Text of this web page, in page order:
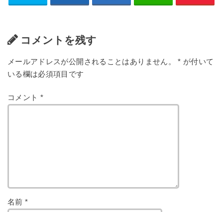
コメントを残す
メールアドレスが公開されることはありません。 * が付いて
いる欄は必須項目です
コメント *
名前 *